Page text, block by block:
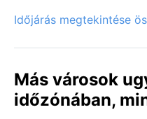
Időjárás megtekintése
Más városok
időzónában,